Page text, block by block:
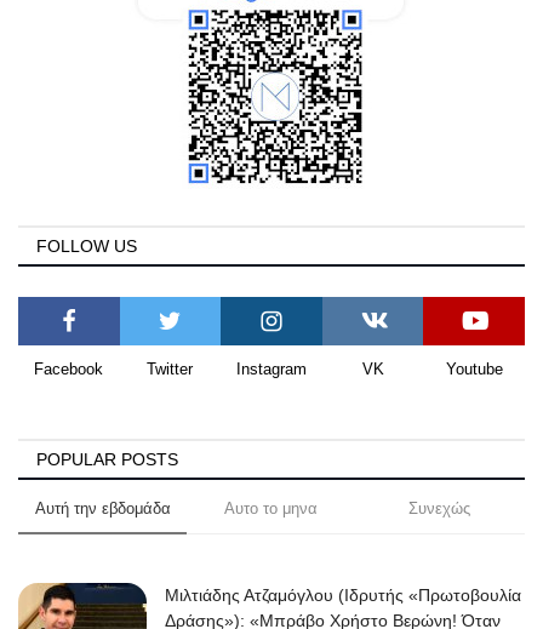
FOLLOW US
Facebook Twitter Instagram VK Youtube
POPULAR POSTS
Αυτή την εβδομάδα Αυτο το μηνα Συνεχώς
Μιλτιάδης Ατζαμόγλου (Ιδρυτής «Πρωτοβουλία
Δράσης»): «Μπράβο Χρήστο Βερώνη! Όταν